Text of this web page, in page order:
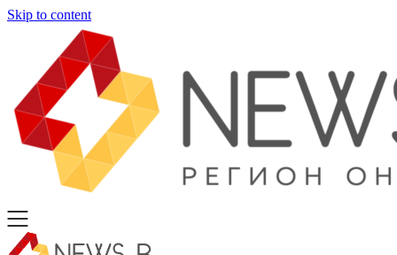
Skip to content